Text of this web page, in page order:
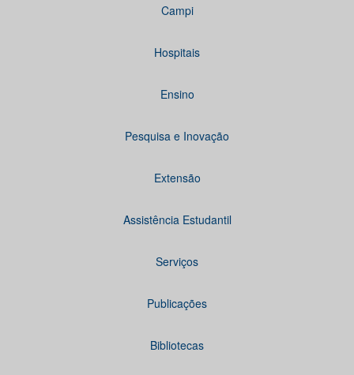
Campi
Hospitais
Ensino
Pesquisa e Inovação
Extensão
Assistência Estudantil
Serviços
Publicações
Bibliotecas